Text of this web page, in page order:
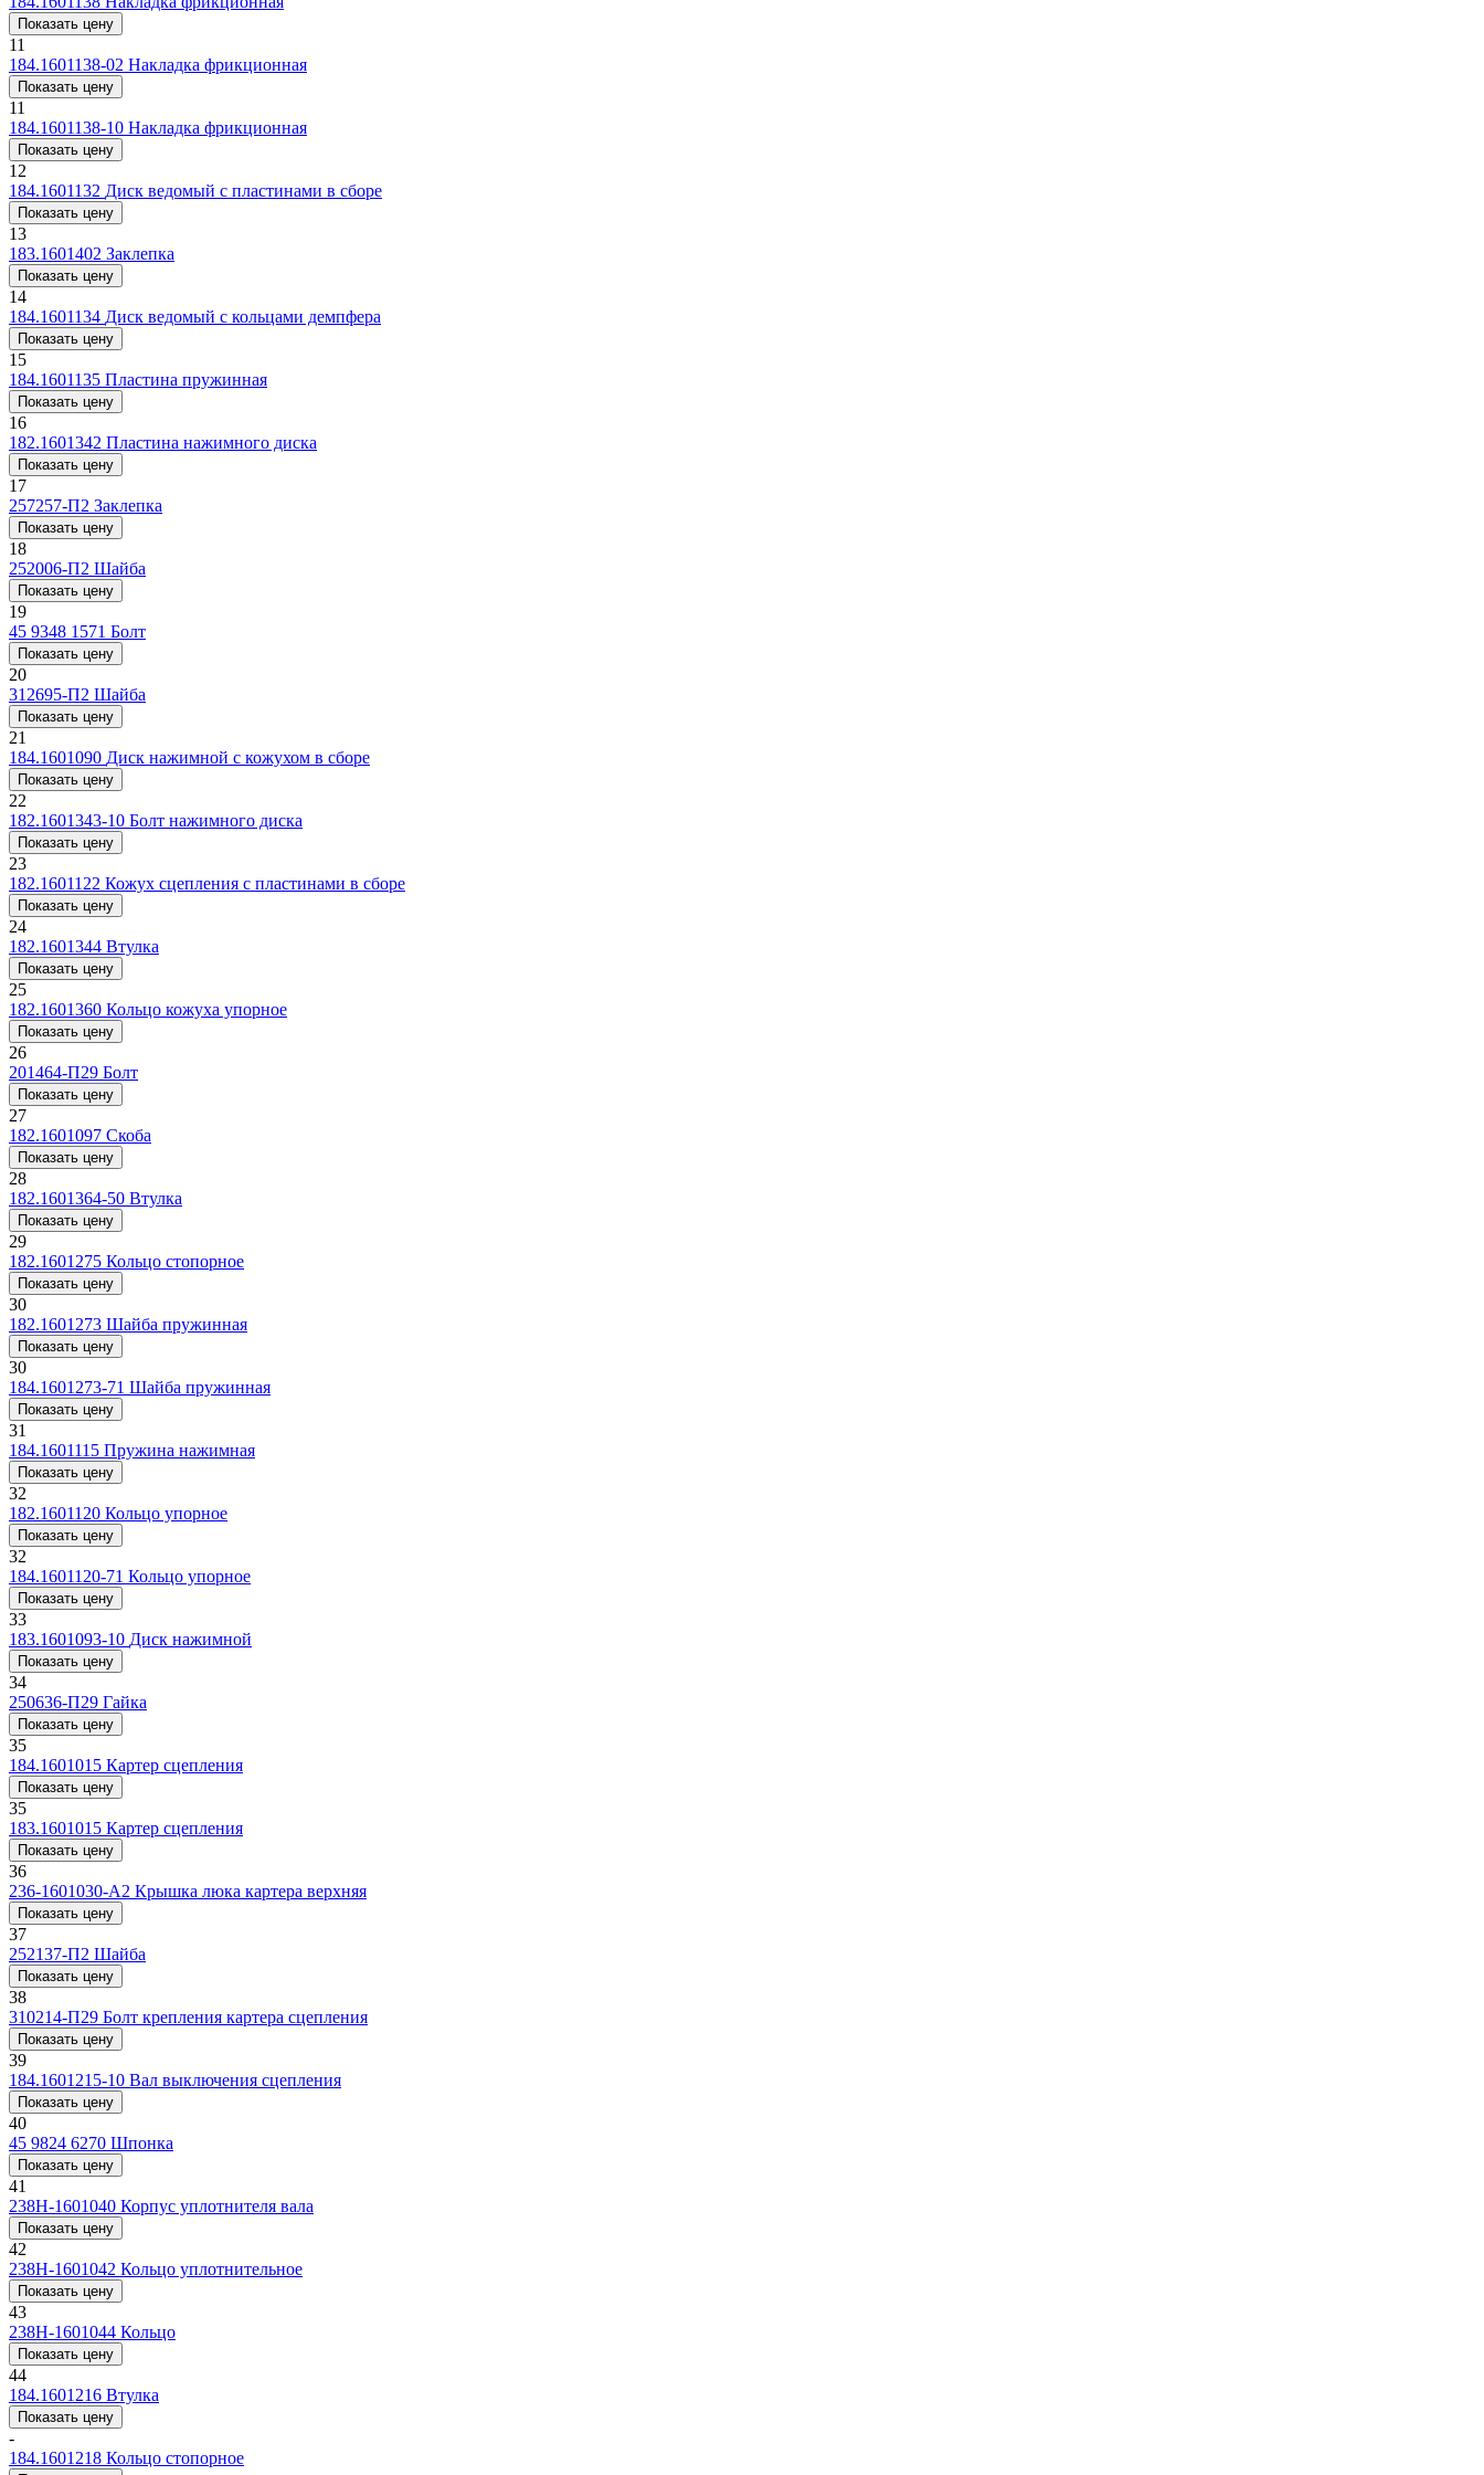
Показать цену
11
184.1601138-02 Накладка фрикционная
Показать цену
11
184.1601138-10 Накладка фрикционная
Показать цену
12
184.1601132 Диск ведомый с пластинами в сборе
Показать цену
13
183.1601402 Заклепка
Показать цену
14
184.1601134 Диск ведомый с кольцами демпфера
Показать цену
15
184.1601135 Пластина пружинная
Показать цену
16
182.1601342 Пластина нажимного диска
Показать цену
17
257257-П2 Заклепка
Показать цену
18
252006-П2 Шайба
Показать цену
19
45 9348 1571 Болт
Показать цену
20
312695-П2 Шайба
Показать цену
21
184.1601090 Диск нажимной с кожухом в сборе
Показать цену
22
182.1601343-10 Болт нажимного диска
Показать цену
23
182.1601122 Кожух сцепления с пластинами в сборе
Показать цену
24
182.1601344 Втулка
Показать цену
25
182.1601360 Кольцо кожуха упорное
Показать цену
26
201464-П29 Болт
Показать цену
27
182.1601097 Скоба
Показать цену
28
182.1601364-50 Втулка
Показать цену
29
182.1601275 Кольцо стопорное
Показать цену
30
182.1601273 Шайба пружинная
Показать цену
30
184.1601273-71 Шайба пружинная
Показать цену
31
184.1601115 Пружина нажимная
Показать цену
32
182.1601120 Кольцо упорное
Показать цену
32
184.1601120-71 Кольцо упорное
Показать цену
33
183.1601093-10 Диск нажимной
Показать цену
34
250636-П29 Гайка
Показать цену
35
184.1601015 Картер сцепления
Показать цену
35
183.1601015 Картер сцепления
Показать цену
36
236-1601030-А2 Крышка люка картера верхняя
Показать цену
37
252137-П2 Шайба
Показать цену
38
310214-П29 Болт крепления картера сцепления
Показать цену
39
184.1601215-10 Вал выключения сцепления
Показать цену
40
45 9824 6270 Шпонка
Показать цену
41
238Н-1601040 Корпус уплотнителя вала
Показать цену
42
238Н-1601042 Кольцо уплотнительное
Показать цену
43
238Н-1601044 Кольцо
Показать цену
44
184.1601216 Втулка
Показать цену
-
184.1601218 Кольцо стопорное